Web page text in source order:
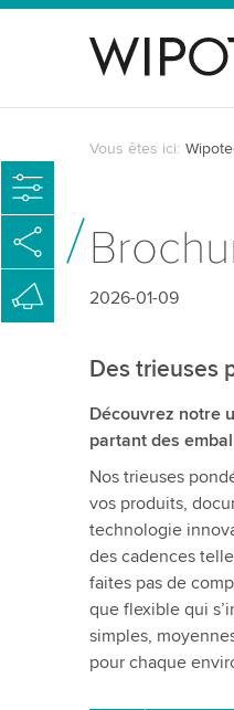
Vous êtes ici:
2026-01-09
Des trieuses
Découvrez notre
partant des
Nos trieuses
vos produits,
technologie
des cadences
faites pas de
que flexible qui
simples,
pour chaque